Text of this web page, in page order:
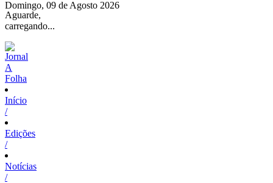
Aguarde,
carregando...
Domingo, 09 de Agosto 2026
Início
/
Edições
/
Notícias
/